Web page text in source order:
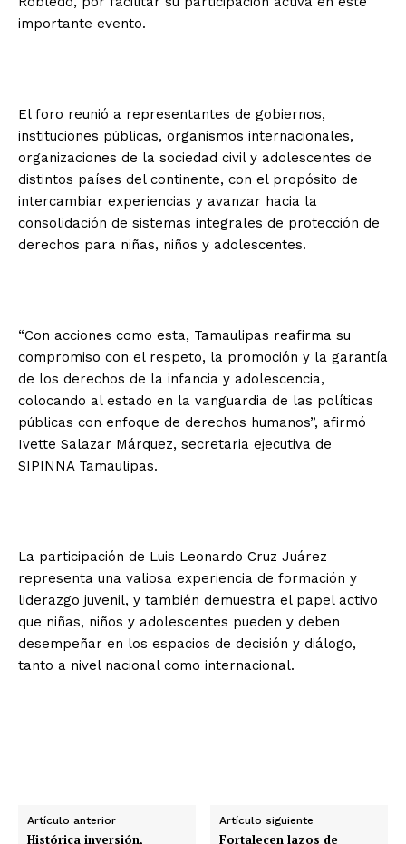
importante evento.
El foro reunió a representantes de gobiernos,
instituciones públicas, organismos internacionales,
organizaciones de la sociedad civil y adolescentes de
distintos países del continente, con el propósito de
intercambiar experiencias y avanzar hacia la
consolidación de sistemas integrales de protección de
derechos para niñas, niños y adolescentes.
“Con acciones como esta, Tamaulipas reafirma su
compromiso con el respeto, la promoción y la garantía
de los derechos de la infancia y adolescencia,
colocando al estado en la vanguardia de las políticas
públicas con enfoque de derechos humanos”, afirmó
Ivette Salazar Márquez, secretaria ejecutiva de
SIPINNA Tamaulipas.
La participación de Luis Leonardo Cruz Juárez
representa una valiosa experiencia de formación y
liderazgo juvenil, y también demuestra el papel activo
que niñas, niños y adolescentes pueden y deben
desempeñar en los espacios de decisión y diálogo,
tanto a nivel nacional como internacional.
Artículo anterior
Histórica inversión,
Artículo siguiente
Fortalecen lazos de